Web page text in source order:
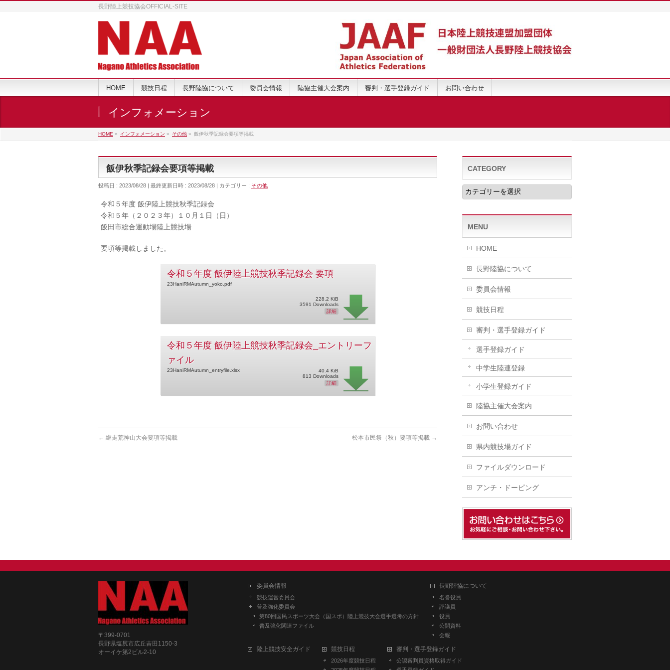
長野陸上競技協会OFFICIAL-SITE
HOME 競技日程 長野陸協について 委員会情報 陸協主催大会案内 審判・選手登録ガイド お問い合わせ
インフォメーション
HOME » インフォメーション » その他 » 飯伊秋季記録会要項等掲載
飯伊秋季記録会要項等掲載
投稿日 : 2023/08/28 最終更新日時 : 2023/08/28 カテゴリー : その他
令和５年度 飯伊陸上競技秋季記録会
令和５年（２０２３年）１０月１日（日）
飯田市総合運動場陸上競技場
要項等掲載しました。
令和５年度 飯伊陸上競技秋季記録会 要項
23HaniRMAutumn_yoko.pdf
228.2 KiB
3591 Downloads
詳細
令和５年度 飯伊陸上競技秋季記録会_エントリーフ
ァイル
23HaniRMAutumn_entryfile.xlsx
40.4 KiB
813 Downloads
詳細
← 継走荒神山大会要項等掲載 松本市民祭（秋）要項等掲載 →
CATEGORY
CATEGORY
MENU
HOME
長野陸協について
委員会情報
競技日程
審判・選手登録ガイド
選手登録ガイド
中学生陸連登録
小学生登録ガイド
陸協主催大会案内
お問い合わせ
県内競技場ガイド
ファイルダウンロード
アンチ・ドーピング
〒399-0701
長野県塩尻市広丘吉田1150-3
オーイケ第2ビル2-10
委員会情報
競技運営委員会
普及強化委員会
第80回国民スポーツ大会（国スポ）陸上競技大会選手選考の方針
普及強化関連ファイル
長野陸協について
名誉役員
評議員
役員
公開資料
会報
陸上競技安全ガイド 競技日程
2026年度競技日程
審判・選手登録ガイド
公認審判員資格取得ガイド